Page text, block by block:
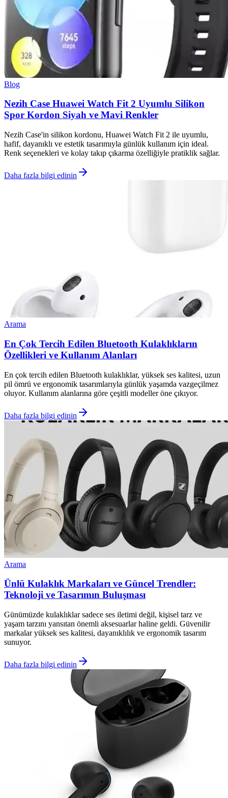
Blog
Nezih Case Huawei Watch Fit 2 Uyumlu Silikon
Spor Kordon Siyah ve Mavi Renkler
Nezih Case'in silikon kordonu, Huawei Watch Fit 2 ile uyumlu,
hafif, dayanıklı ve estetik tasarımıyla günlük kullanım için ideal.
Renk seçenekleri ve kolay takıp çıkarma özelliğiyle pratiklik sağlar.
Daha fazla bilgi edinin
Arama
En Çok Tercih Edilen Bluetooth Kulaklıkların
Özellikleri ve Kullanım Alanları
En çok tercih edilen Bluetooth kulaklıklar, yüksek ses kalitesi, uzun
pil ömrü ve ergonomik tasarımlarıyla günlük yaşamda vazgeçilmez
oluyor. Kullanım alanlarına göre çeşitli modeller öne çıkıyor.
Daha fazla bilgi edinin
Arama
Ünlü Kulaklık Markaları ve Güncel Trendler:
Teknoloji ve Tasarımın Buluşması
Günümüzde kulaklıklar sadece ses iletimi değil, kişisel tarz ve
yaşam tarzını yansıtan önemli aksesuarlar haline geldi. Güvenilir
markalar yüksek ses kalitesi, dayanıklılık ve ergonomik tasarım
sunuyor.
Daha fazla bilgi edinin